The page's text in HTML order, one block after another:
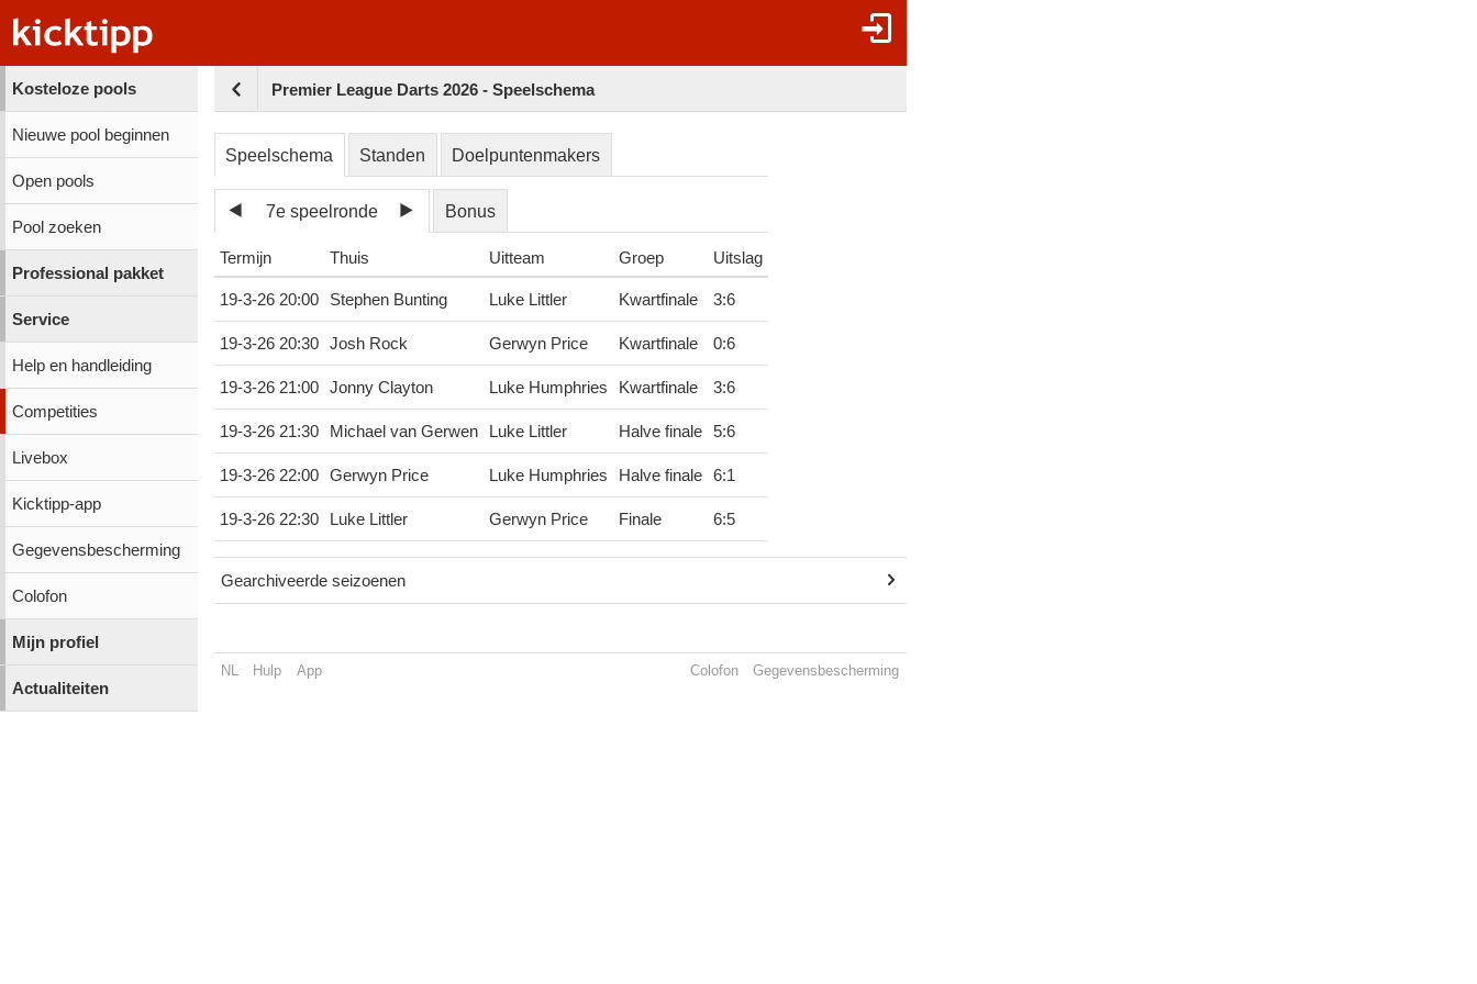
Kosteloze pools
Nieuwe pool beginnen
Open pools
Pool zoeken
Professional pakket
Service
Help en handleiding
Competities
Livebox
Kicktipp-app
Gegevensbescherming
Colofon
Mijn profiel
Actualiteiten
Premier League Darts 2026 - Speelschema
Speelschema Standen Doelpuntenmakers
7e speelronde Bonus
Termijn Thuis Uitteam Groep Uitslag
19-3-26 20:00 Stephen Bunting Luke Littler Kwartfinale 3:6
19-3-26 20:30 Josh Rock Gerwyn Price Kwartfinale 0:6
19-3-26 21:00 Jonny Clayton Luke Humphries Kwartfinale 3:6
19-3-26 21:30 Michael van Gerwen Luke Littler Halve finale 5:6
19-3-26 22:00 Gerwyn Price Luke Humphries Halve finale 6:1
19-3-26 22:30 Luke Littler Gerwyn Price Finale 6:5
Gearchiveerde seizoenen
NL Hulp App Colofon Gegevensbescherming